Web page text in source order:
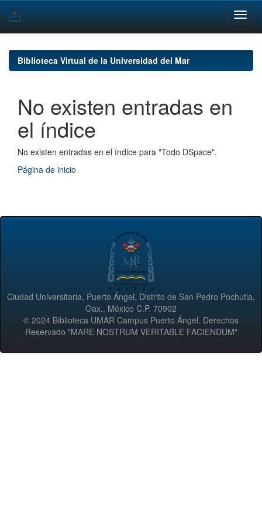
navigationBiblioteca Virtual de la Universidad del Mar
No existen entradas en
el índice
No existen entradas en el índice para "Todo DSpace".
Página de inicio
Ciudad Universitaria, Puerto Ángel, Distrito de San Pedro Pochutla,
Oax., México C.P. 70902
© 2024 Biblioteca UMAR Campus Puerto Ángel. Derechos
Reservado "MARE NOSTRUM VERITABLE FACIENDUM"